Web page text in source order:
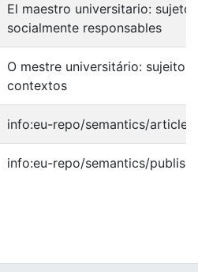
El maestro universitario:
socialmente responsables
O mestre universitário: sujeito
contextos
info:eu-repo/semantics/article
info:eu-repo/semantics/